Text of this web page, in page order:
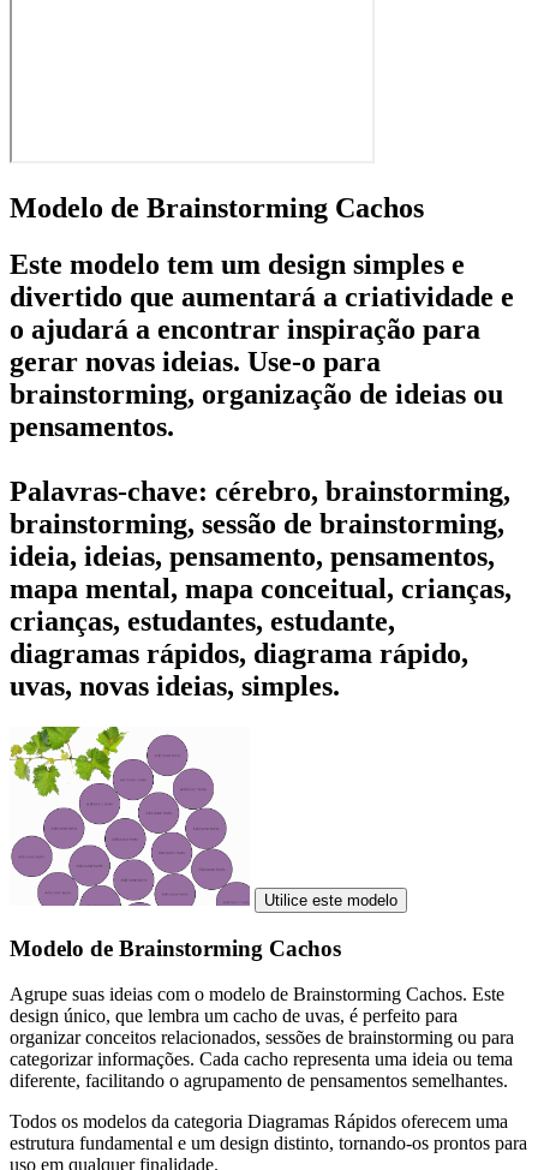
Modelo de Brainstorming Cachos
Este modelo tem um design simples e
divertido que aumentará a criatividade e
o ajudará a encontrar inspiração para
gerar novas ideias. Use-o para
brainstorming, organização de ideias ou
pensamentos.
Palavras-chave: cérebro, brainstorming,
brainstorming, sessão de brainstorming,
ideia, ideias, pensamento, pensamentos,
mapa mental, mapa conceitual, crianças,
crianças, estudantes, estudante,
diagramas rápidos, diagrama rápido,
uvas, novas ideias, simples.
Utilice este modelo
Modelo de Brainstorming Cachos
Agrupe suas ideias com o modelo de Brainstorming Cachos. Este
design único, que lembra um cacho de uvas, é perfeito para
organizar conceitos relacionados, sessões de brainstorming ou para
categorizar informações. Cada cacho representa uma ideia ou tema
diferente, facilitando o agrupamento de pensamentos semelhantes.
Todos os modelos da categoria Diagramas Rápidos oferecem uma
estrutura fundamental e um design distinto, tornando-os prontos para
uso em qualquer finalidade.